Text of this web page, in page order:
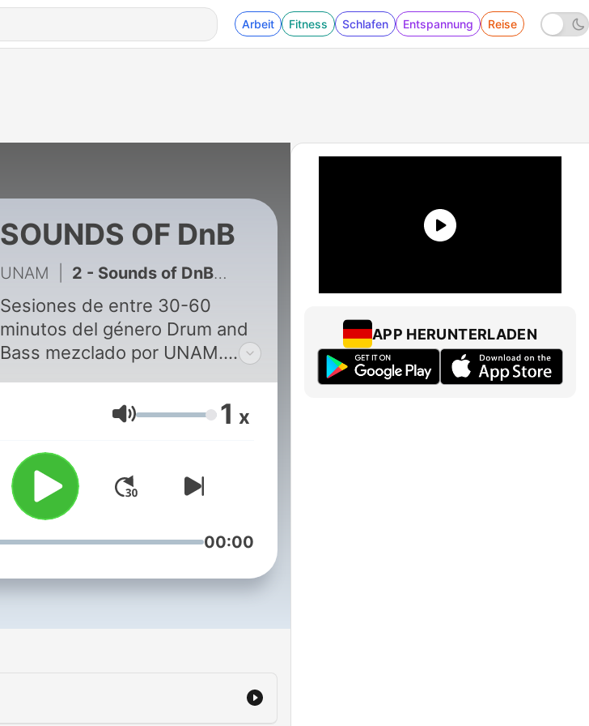
Arbeit Fitness Schlafen Entspannung Reise
SOUNDS OF DnB
UNAM 2 - Sounds of DnB #SET2
Sesiones de entre 30-60
minutos del género Drum and
Bass mezclado por UNAM.
para enterarte de todas las
novedades Instagram:
@CallMeUNAM
Lautstärke 1 x
00:00
APP HERUNTERLADEN